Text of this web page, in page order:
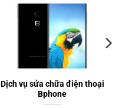
Dịch vụ sửa chữa điện thoại
Bphone